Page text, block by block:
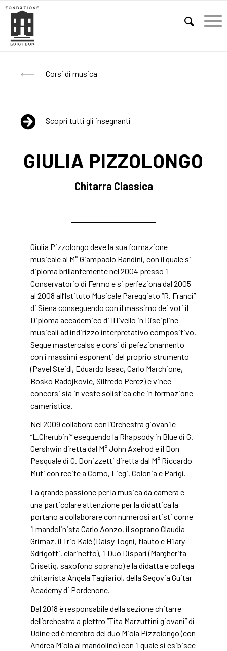
Corsi di musica
Scopri tutti gli insegnanti
GIULIA PIZZOLONGO
Chitarra Classica
Giulia Pizzolongo deve la sua formazione
musicale al M° Giampaolo Bandini, con il quale si
diploma brillantemente nel 2004 presso il
Conservatorio di Fermo e si perfeziona dal 2005
al 2008 all’Istituto Musicale Pareggiato “R. Franci”
di Siena conseguendo con il massimo dei voti il
Diploma accademico di II livello in Discipline
musicali ad indirizzo interpretativo compositivo.
Segue mastercalss e corsi di pefezionamento
con i massimi esponenti del proprio strumento
(Pavel Steidl, Eduardo Isaac, Carlo Marchione,
Bosko Radojkovic, Silfredo Perez) e vince
concorsi sia in veste solistica che in formazione
cameristica.
Nel 2009 collabora con l’Orchestra giovanile
“L.Cherubini” eseguendo la Rhapsody in Blue di G.
Gershwin diretta dal M° John Axelrod e il Don
Pasquale di G. Donizzetti diretta dal M° Riccardo
Muti con recite a Como, Liegi, Colonia e Parigi.
La grande passione per la musica da camera e
una particolare attenzione per la didattica la
portano a collaborare con numerosi artisti come
il mandolinista Carlo Aonzo, il soprano Claudia
Grimaz, il Trio Kalè (Daisy Togni, flauto e Hilary
Sdrigotti, clarinetto), il Duo Dispari (Margherita
Crisetig, saxofono soprano) e la didatta e collega
chitarrista Angela Tagliariol, della Segovia Guitar
Academy di Pordenone.
Dal 2018 è responsabile della sezione chitarre
dell’orchestra a plettro “Tita Marzuttini giovani” di
Udine ed è membro del duo Miola Pizzolongo (con
Andrea Miola al mandolino) con il quale si esibisce